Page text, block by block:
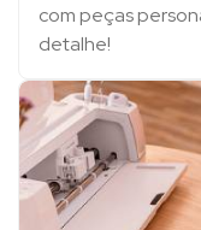
com peças
detalhe!